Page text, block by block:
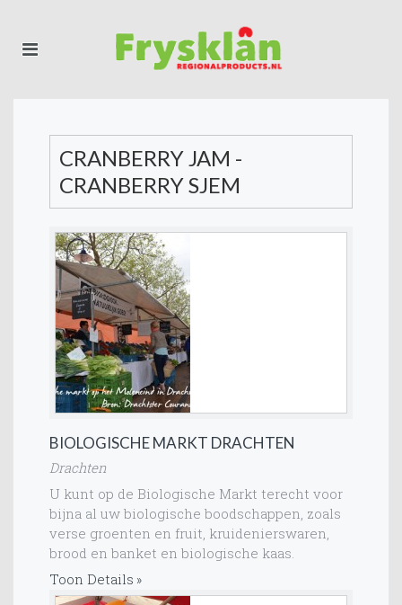
CRANBERRY JAM -
CRANBERRY SJEM
BIOLOGISCHE MARKT DRACHTEN
Drachten
U kunt op de Biologische Markt terecht voor
bijna al uw biologische boodschappen, zoals
verse groenten en fruit, kruidenierswaren,
brood en banket en biologische kaas.
Toon Details